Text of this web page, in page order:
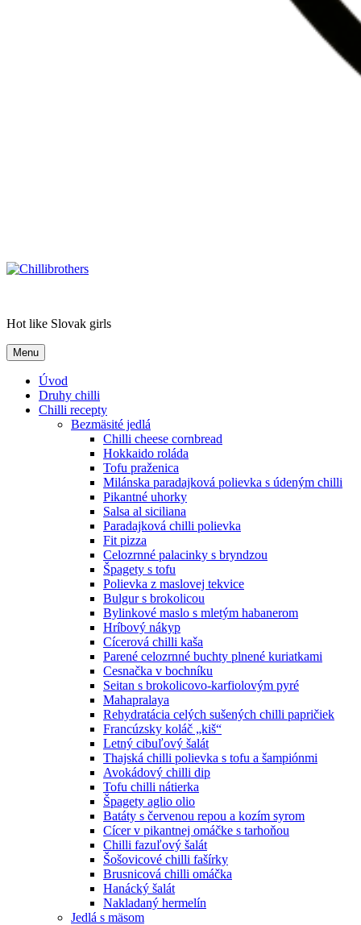
Hot like Slovak girls
Menu
Úvod
Druhy chilli
Chilli recepty
Bezmäsité jedlá
Chilli cheese cornbread
Hokkaido roláda
Tofu praženica
Milánska paradajková polievka s údeným chilli
Pikantné uhorky
Salsa al siciliana
Paradajková chilli polievka
Fit pizza
Celozrnné palacinky s bryndzou
Špagety s tofu
Polievka z maslovej tekvice
Bulgur s brokolicou
Bylinkové maslo s mletým habanerom
Hríbový nákyp
Cícerová chilli kaša
Parené celozrnné buchty plnené kuriatkami
Cesnačka v bochníku
Seitan s brokolicovo-karfiolovým pyré
Mahapralaya
Rehydratácia celých sušených chilli papričiek
Francúzsky koláč „kiš“
Letný cibuľový šalát
Thajská chilli polievka s tofu a šampiónmi
Avokádový chilli dip
Tofu chilli nátierka
Špagety aglio olio
Batáty s červenou repou a kozím syrom
Cícer v pikantnej omáčke s tarhoňou
Chilli fazuľový šalát
Šošovicové chilli fašírky
Brusnicová chilli omáčka
Hanácký šalát
Nakladaný hermelín
Jedlá s mäsom